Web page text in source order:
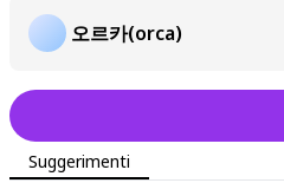
오르카(orca)
Suggerimenti